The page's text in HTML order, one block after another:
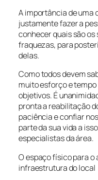
A importância de uma
justamente fazer a
conhecer quais são os
fraquezas, para
delas.
Como todos devem
muito esforço e
objetivos. É
pronta a reabilitação
paciência e confiar
parte da sua vida a
especialistas da área.
O espaço físico para o
infraestrutura do local